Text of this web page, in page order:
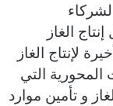
الغاز
لإنتاج الغاز
التي
و تأمين موارد